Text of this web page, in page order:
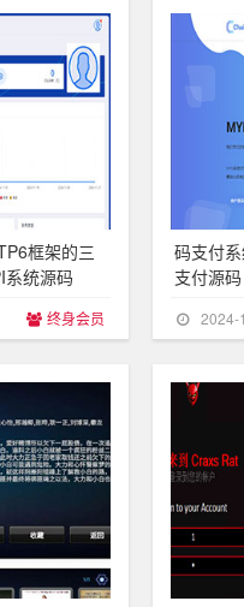
框架的三
系统源码
终身会员
码支付
支付源码
2024-